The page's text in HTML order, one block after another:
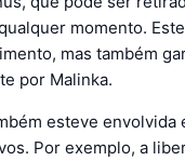
momento.
mas também
por Malinka.
esteve envolvida
Por exemplo, a